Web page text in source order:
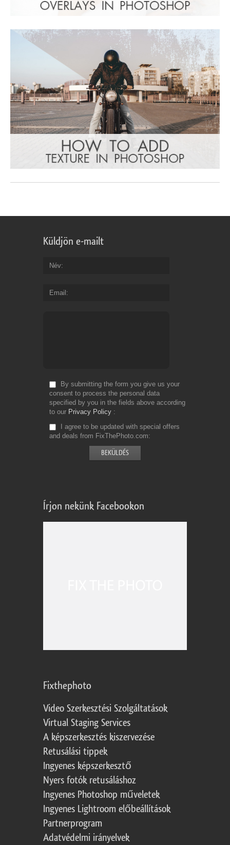
Küldjön e-mailt
Név
Email
By submitting the form you give us your
consent to process the personal data
specified by you in the fields above according
to our Privacy Policy
I agree to be updated with special offers
and deals from FixThePhoto.com
Írjon nekünk Facebookon
Fixthephoto
Video Szerkesztési Szolgáltatások
Virtual Staging Services
A képszerkesztés kiszervezése
Retusálási tippek
Ingyenes képszerkesztő
Nyers fotók retusáláshoz
Ingyenes Photoshop műveletek
Ingyenes Lightroom előbeállítások
Partnerprogram
Adatvédelmi irányelvek